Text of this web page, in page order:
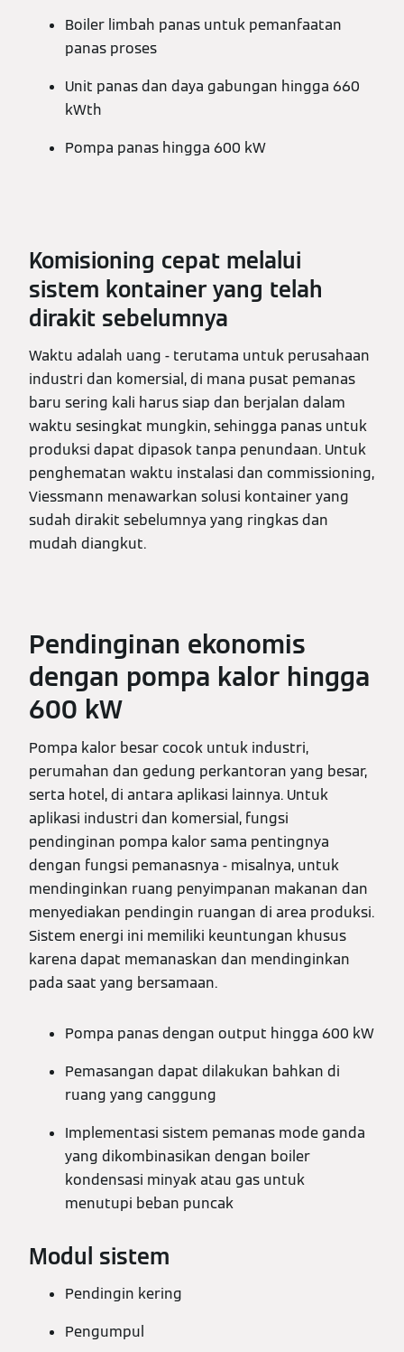
Boiler limbah panas untuk pemanfaatan
panas proses
Unit panas dan daya gabungan hingga 660
kWth
Pompa panas hingga 600 kW
Komisioning cepat melalui
sistem kontainer yang telah
dirakit sebelumnya
Waktu adalah uang - terutama untuk perusahaan
industri dan komersial, di mana pusat pemanas
baru sering kali harus siap dan berjalan dalam
waktu sesingkat mungkin, sehingga panas untuk
produksi dapat dipasok tanpa penundaan. Untuk
penghematan waktu instalasi dan commissioning,
Viessmann menawarkan solusi kontainer yang
sudah dirakit sebelumnya yang ringkas dan
mudah diangkut.
Pendinginan ekonomis
dengan pompa kalor hingga
600 kW
Pompa kalor besar cocok untuk industri,
perumahan dan gedung perkantoran yang besar,
serta hotel, di antara aplikasi lainnya. Untuk
aplikasi industri dan komersial, fungsi
pendinginan pompa kalor sama pentingnya
dengan fungsi pemanasnya - misalnya, untuk
mendinginkan ruang penyimpanan makanan dan
menyediakan pendingin ruangan di area produksi.
Sistem energi ini memiliki keuntungan khusus
karena dapat memanaskan dan mendinginkan
pada saat yang bersamaan.
Pompa panas dengan output hingga 600 kW
Pemasangan dapat dilakukan bahkan di
ruang yang canggung
Implementasi sistem pemanas mode ganda
yang dikombinasikan dengan boiler
kondensasi minyak atau gas untuk
menutupi beban puncak
Modul sistem
Pendingin kering
Pengumpul